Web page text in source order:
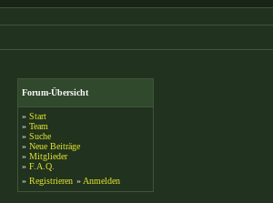
Forum-Übersicht
» Start
» Team
» Suche
» Neue Beiträge
» Mitglieder
» F.A.Q.
» Registrieren » Anmelden